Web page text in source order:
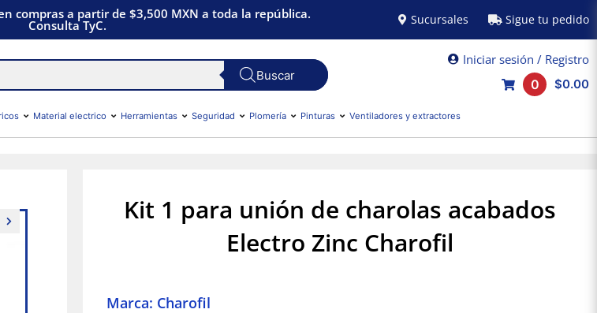
compras a partir de $3,500 MXN a toda la república.
Consulta TyC. Sucursales Sigue tu pedido
Iniciar sesión / Registro
0
$0.00
Material electrico Herramientas Seguridad Plomería Pinturas Ventiladores y extractores
Kit 1 para unión de charolas acabados
Electro Zinc Charofil
Marca: Charofil